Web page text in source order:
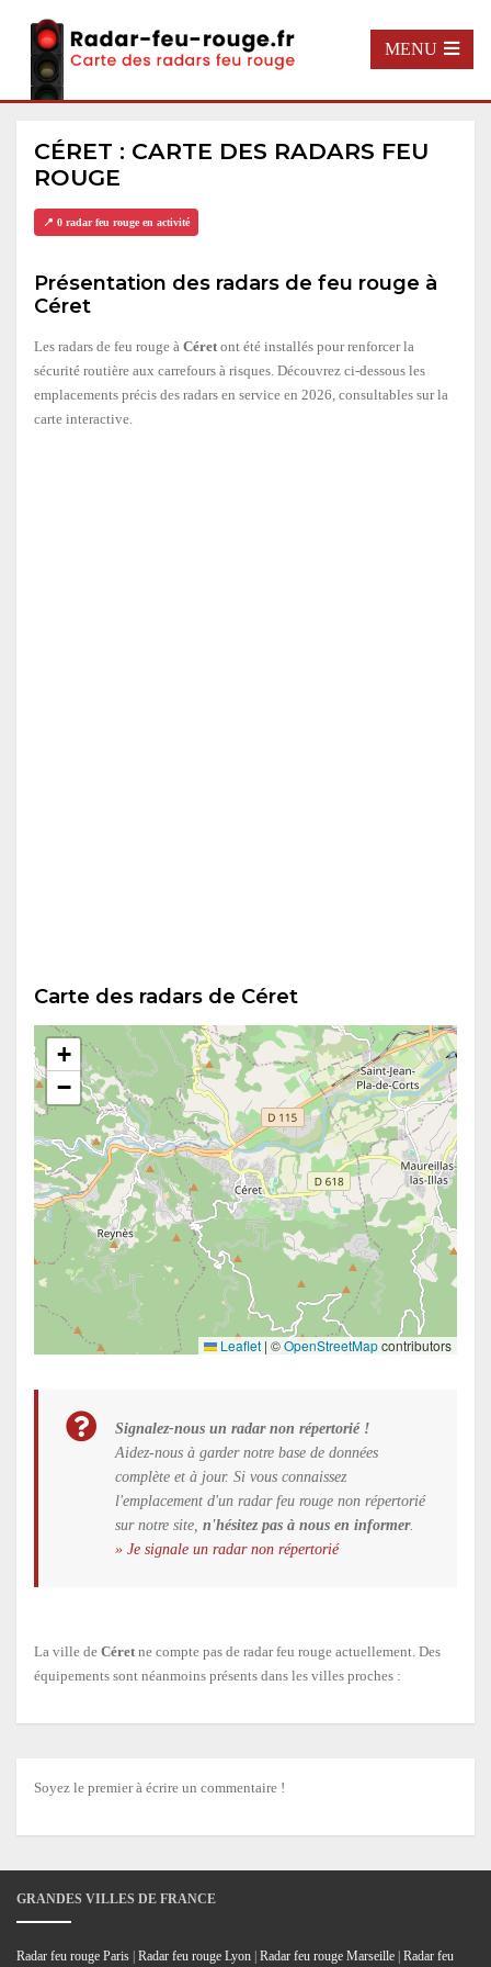
MENU
CÉRET : CARTE DES RADARS FEU
ROUGE
📍 0 radar feu rouge en activité
Présentation des radars de feu rouge à
Céret
Les radars de feu rouge à Céret ont été installés pour renforcer la
sécurité routière aux carrefours à risques. Découvrez ci-dessous les
emplacements précis des radars en service en 2026, consultables sur la
carte interactive.
Carte des radars de Céret
+
−
Leaflet | ©OpenStreetMapcontributors
Signalez-nous un radar non répertorié !
Aidez-nous à garder notre base de données
complète et à jour. Si vous connaissez
l'emplacement d'un radar feu rouge non répertorié
sur notre site, n'hésitez pas à nous en informer.
» Je signale un radar non répertorié
La ville de Céret ne compte pas de radar feu rouge actuellement. Des
équipements sont néanmoins présents dans les villes proches :
Soyez le premier à écrire un commentaire !
GRANDES VILLES DE FRANCE
Radar feu rouge Paris Radar feu rouge Lyon Radar feu rouge Marseille Radar feu